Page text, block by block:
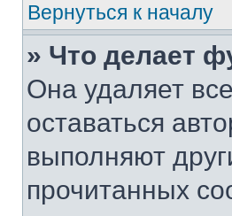
Вернуться к началу
» Что делает
Она удаляет
оставаться
выполняют
прочитанных